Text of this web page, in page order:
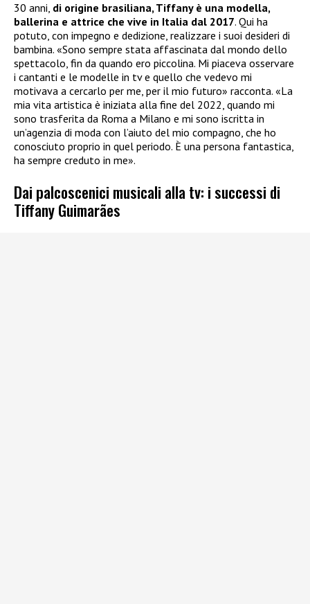
30 anni, di origine brasiliana, Tiffany è una modella,
ballerina e attrice che vive in Italia dal 2017. Qui ha
potuto, con impegno e dedizione, realizzare i suoi desideri di
bambina. «Sono sempre stata affascinata dal mondo dello
spettacolo, fin da quando ero piccolina. Mi piaceva osservare
i cantanti e le modelle in tv e quello che vedevo mi
motivava a cercarlo per me, per il mio futuro» racconta. «La
mia vita artistica è iniziata alla fine del 2022, quando mi
sono trasferita da Roma a Milano e mi sono iscritta in
un’agenzia di moda con l’aiuto del mio compagno, che ho
conosciuto proprio in quel periodo. È una persona fantastica,
ha sempre creduto in me».
Dai palcoscenici musicali alla tv: i successi di
Tiffany Guimarães